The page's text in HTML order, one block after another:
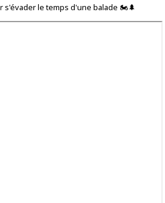
s'évader le temps d'une balade 🏍️🌲